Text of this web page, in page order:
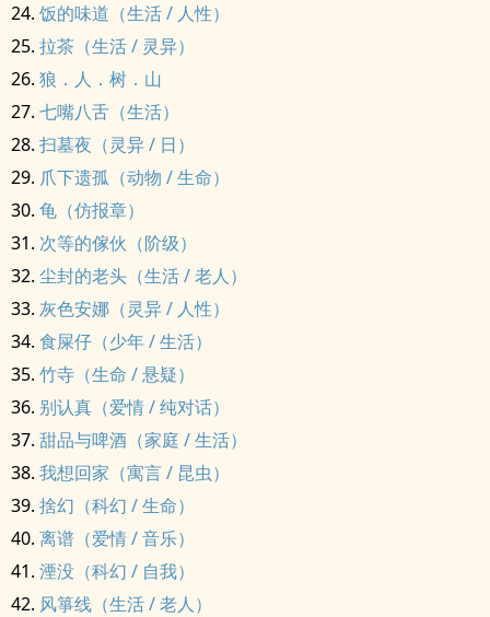
饭的味道（生活 / 人性）
拉茶（生活 / 灵异）
狼．人．树．山
七嘴八舌（生活）
扫墓夜（灵异 / 日）
爪下遗孤（动物 / 生命）
龟（仿报章）
次等的傢伙（阶级）
尘封的老头（生活 / 老人）
灰色安娜（灵异 / 人性）
食屎仔（少年 / 生活）
竹寺（生命 / 悬疑）
别认真（爱情 / 纯对话）
甜品与啤酒（家庭 / 生活）
我想回家（寓言 / 昆虫）
捨幻（科幻 / 生命）
离谱（爱情 / 音乐）
湮没（科幻 / 自我）
风箏线（生活 / 老人）